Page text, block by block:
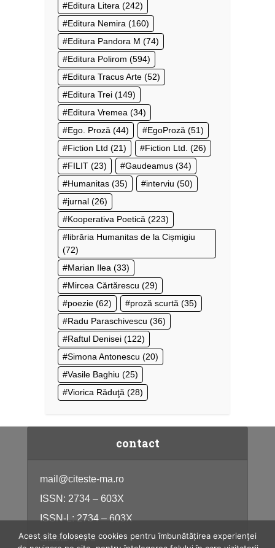
Editura Litera (242)
Editura Nemira (160)
Editura Pandora M (74)
Editura Polirom (594)
Editura Tracus Arte (52)
Editura Trei (149)
Editura Vremea (34)
Ego. Proză (44) EgoProză (51)
Fiction Ltd (21) Fiction Ltd. (26)
FILIT (23) Gaudeamus (34)
Humanitas (35) interviu (50)
jurnal (26)
Kooperativa Poetică (223)
librăria Humanitas de la Cișmigiu
(72)
Marian Ilea (33)
Mircea Cărtărescu (29)
poezie (62) proză scurtă (35)
Radu Paraschivescu (36)
Raftul Denisei (122)
Simona Antonescu (20)
Vasile Baghiu (25)
Viorica Răduţă (28)
contact
mail@citeste-ma.ro
ISSN: 2734 – 603X
ISSN-L: 2734 – 603X
citeste-ma.ro
Acest site folosește cookies pentru îmbunătățirea experienței